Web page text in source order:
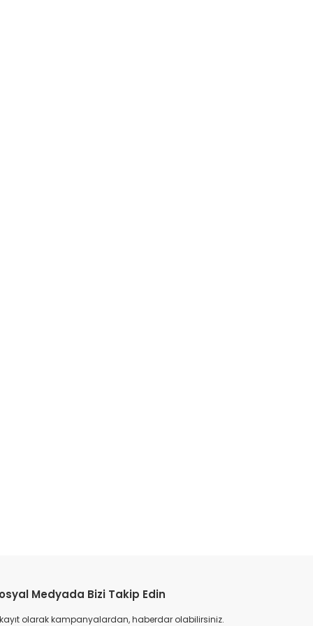
Medyada Bizi Takip Edin
olarak kampanyalardan, haberdar olabilirsiniz.